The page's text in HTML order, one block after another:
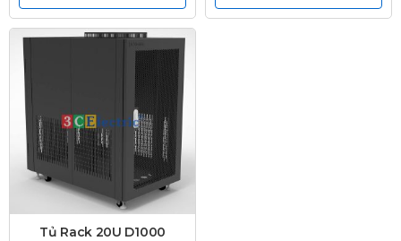
Tủ Rack 20U D1000